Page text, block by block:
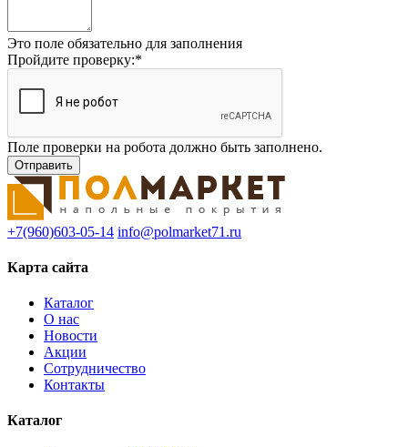
Это поле обязательно для заполнения
Пройдите проверку:*
Поле проверки на робота должно быть заполнено.
+7(960)603-05-14 info@polmarket71.ru
Карта сайта
Каталог
О нас
Новости
Акции
Сотрудничество
Контакты
Каталог